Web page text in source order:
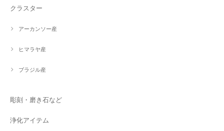
クラスター
アーカンソー産
ヒマラヤ産
ブラジル産
彫刻・磨き石など
浄化アイテム